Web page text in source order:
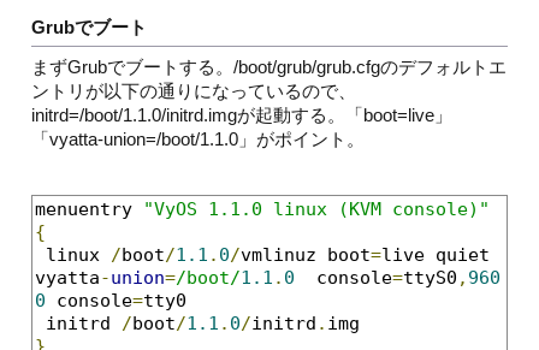
Grubでブート
まずGrubでブートする。/boot/grub/grub.cfgのデフォルトエ
ントリが以下の通りになっているので、
initrd=/boot/1.1.0/initrd.imgが起動する。「boot=live」
「vyatta-union=/boot/1.1.0」がポイント。
menuentry
"VyOS 1.1.0 linux (KVM console)"
{
linux /boot/1.1 . 0/vmlinuz boot=live quiet
vyatta-union=/boot/1.1 . 0
  console
=ttyS0 , 960
0 console=tty0
initrd /boot/1.1 . 0/initrd .